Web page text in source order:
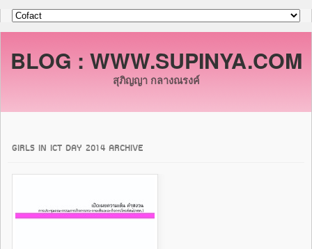
BLOG : WWW.SUPINYA.COM
สุภิญญา กลางณรงค์
GIRLS IN ICT DAY 2014 ARCHIVE